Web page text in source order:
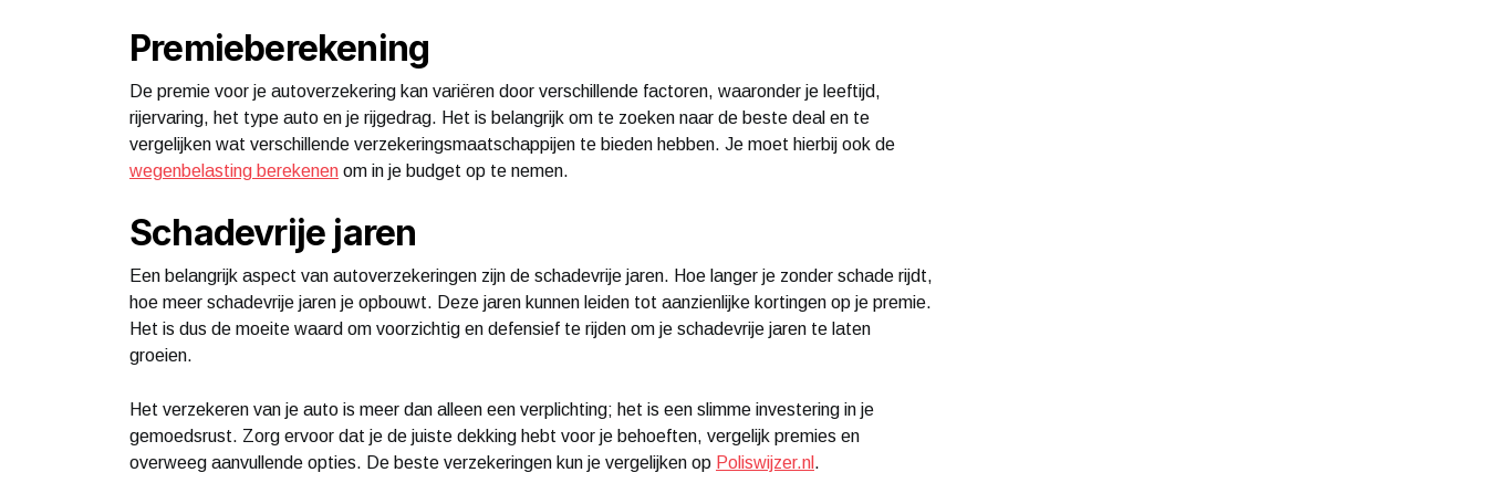
Premieberekening
De premie voor je autoverzekering kan variëren door verschillende factoren, waaronder je leeftijd,
rijervaring, het type auto en je rijgedrag. Het is belangrijk om te zoeken naar de beste deal en te
vergelijken wat verschillende verzekeringsmaatschappijen te bieden hebben. Je moet hierbij ook de
wegenbelasting berekenen om in je budget op te nemen.
Schadevrije jaren
Een belangrijk aspect van autoverzekeringen zijn de schadevrije jaren. Hoe langer je zonder schade rijdt,
hoe meer schadevrije jaren je opbouwt. Deze jaren kunnen leiden tot aanzienlijke kortingen op je premie.
Het is dus de moeite waard om voorzichtig en defensief te rijden om je schadevrije jaren te laten
groeien.
Het verzekeren van je auto is meer dan alleen een verplichting; het is een slimme investering in je
gemoedsrust. Zorg ervoor dat je de juiste dekking hebt voor je behoeften, vergelijk premies en
overweeg aanvullende opties. De beste verzekeringen kun je vergelijken op Poliswijzer.nl .